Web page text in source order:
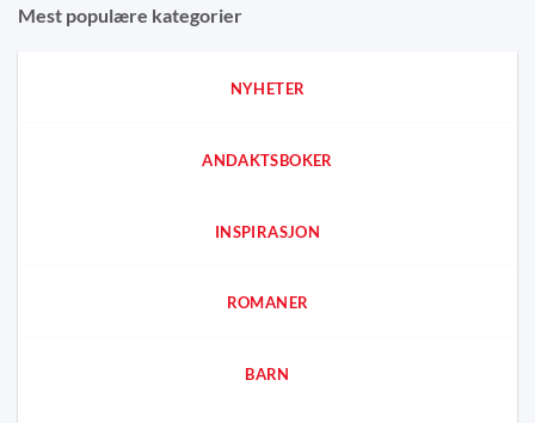
Mest populære kategorier
NYHETER
ANDAKTSBOKER
INSPIRASJON
ROMANER
BARN